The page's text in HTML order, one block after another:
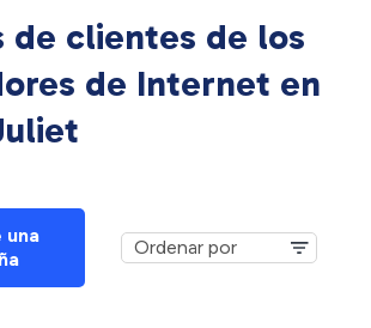
de clientes de los
de Internet en
una